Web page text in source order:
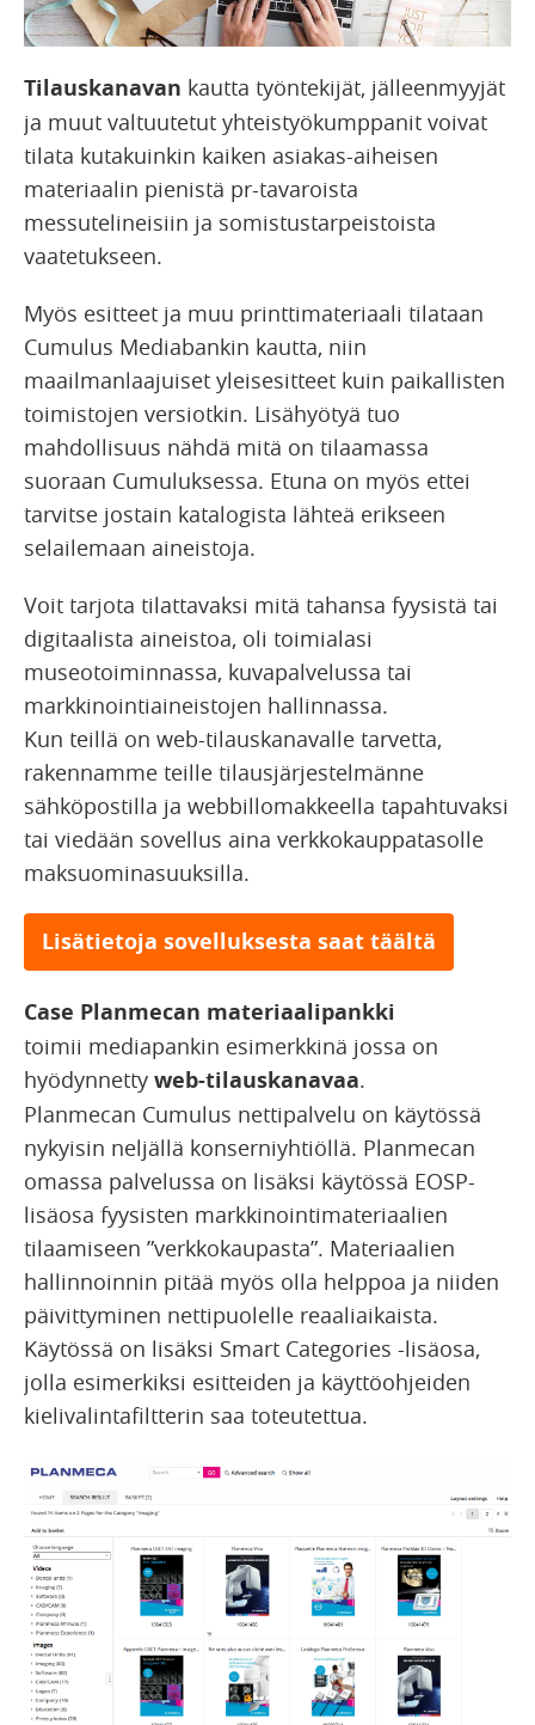
Tilauskanavan kautta työntekijät, jälleenmyyjät
ja muut valtuutetut yhteistyökumppanit voivat
tilata kutakuinkin kaiken asiakas-aiheisen
materiaalin pienistä pr-tavaroista
messutelineisiin ja somistustarpeistoista
vaatetukseen.
Myös esitteet ja muu printtimateriaali tilataan
Cumulus Mediabankin kautta, niin
maailmanlaajuiset yleisesitteet kuin paikallisten
toimistojen versiotkin. Lisähyötyä tuo
mahdollisuus nähdä mitä on tilaamassa
suoraan Cumuluksessa. Etuna on myös ettei
tarvitse jostain katalogista lähteä erikseen
selailemaan aineistoja.
Voit tarjota tilattavaksi mitä tahansa fyysistä tai
digitaalista aineistoa, oli toimialasi
museotoiminnassa, kuvapalvelussa tai
markkinointiaineistojen hallinnassa.
Kun teillä on web-tilauskanavalle tarvetta,
rakennamme teille tilausjärjestelmänne
sähköpostilla ja webbillomakkeella tapahtuvaksi
tai viedään sovellus aina verkkokauppatasolle
maksuominasuuksilla.
Lisätietoja sovelluksesta saat täältä
Case Planmecan materiaalipankki
toimii mediapankin esimerkkinä jossa on
hyödynnetty web-tilauskanavaa.
Planmecan Cumulus nettipalvelu on käytössä
nykyisin neljällä konserniyhtiöllä. Planmecan
omassa palvelussa on lisäksi käytössä EOSP-
lisäosa fyysisten markkinointimateriaalien
tilaamiseen ”verkkokaupasta”. Materiaalien
hallinnoinnin pitää myös olla helppoa ja niiden
päivittyminen nettipuolelle reaaliaikaista.
Käytössä on lisäksi Smart Categories -lisäosa,
jolla esimerkiksi esitteiden ja käyttöohjeiden
kielivalintafiltterin saa toteutettua.